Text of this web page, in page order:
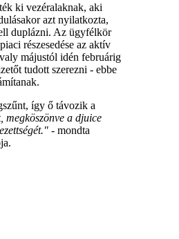
ki vezéralaknak, aki
azt nyilatkozta,
duplázni. Az ügyfélkör
részesedése az aktív
májustól idén februárig
tudott szerezni - ebbe
így ő távozik a
megköszönve a djuice
- mondta